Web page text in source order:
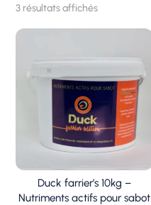
3 résultats affichés
Duck farrier’s 10kg –
Nutriments actifs pour sabot